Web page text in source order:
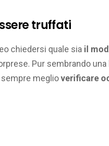
truffati
chiedersi quale sia il
Pur sembrando una
meglioverificare